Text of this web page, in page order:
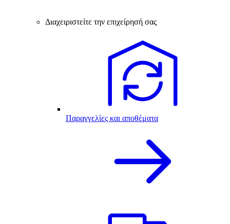
Διαχειριστείτε την επιχείρησή σας
Παραγγελίες και αποθέματα